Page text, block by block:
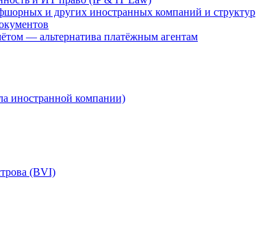
и других иностранных компаний и структур
— альтернатива платёжным агентам
иностранной компании)
(BVI)